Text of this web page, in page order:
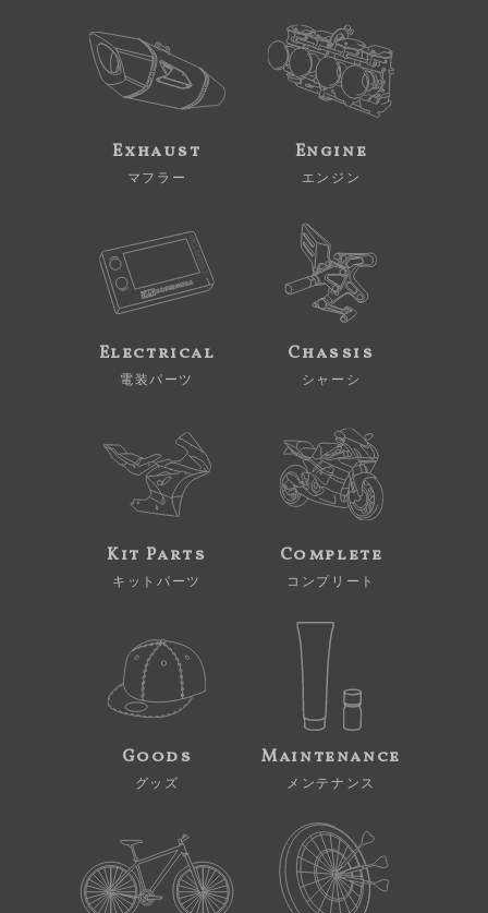
Exhaust
マフラー
Engine
エンジン
Electrical
電装パーツ
Chassis
シャーシ
Kit Parts
キットパーツ
Complete
コンプリート
Goods
グッズ
Maintenance
メンテナンス